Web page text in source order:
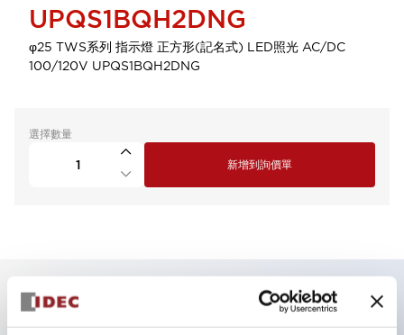
UPQS1BQH2DNG
φ25 TWS系列 指示燈 正方形(記名式) LED照光 AC/DC
100/120V UPQS1BQH2DNG
選擇數量
新增到詢價單
主要特點